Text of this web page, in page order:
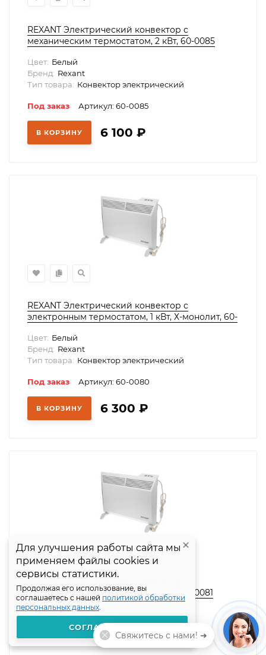
Для улучшения работы сайта мы
применяем файлы cookies и
сервисы статистики.
Продолжая его использование, вы
соглашаетесь с нашей политикой обработки
персональных данных.
СОГЛАШАЮСЬ
REXANT Электрический конвектор с
механическим термостатом, 2 кВт, 60-0085
Цвет: Белый
Бренд: Rexant
Тип товара: Конвектор электрический
Под заказ Артикул: 60-0085
В КОРЗИНУ 6 100 ₽
REXANT Электрический конвектор с
электронным термостатом, 1 кВт, Х-монолит, 60-
Цвет: Белый
Бренд: Rexant
Тип товара: Конвектор электрический
Под заказ Артикул: 60-0080
В КОРЗИНУ 6 300 ₽
REXANT Электрический конвектор с
электронным термостатом, 1,5 кВт, 60-0081
Цвет: Белый
Rexant
Конвектор электрический
Для улучшения работы сайта мы
применяем файлы cookies и
сервисы статистики.
Продолжая его использование, вы
соглашаетесь с нашей политикой обработки
персональных данных.
СОГЛАШАЮСЬ
Свяжитесь с нами! ➜